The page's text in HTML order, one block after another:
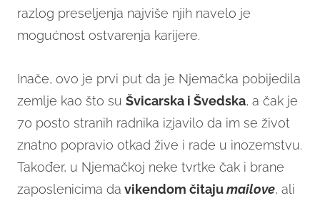
razlog preseljenja najviše njih navelo je
mogućnost ostvarenja karijere.
Inače, ovo je prvi put da je Njemačka pobijedila
zemlje kao što su Švicarska i Švedska, a čak je
70 posto stranih radnika izjavilo da im se život
znatno popravio otkad žive i rade u inozemstvu.
Također, u Njemačkoj neke tvrtke čak i brane
zaposlenicima da vikendom čitajumailove, ali